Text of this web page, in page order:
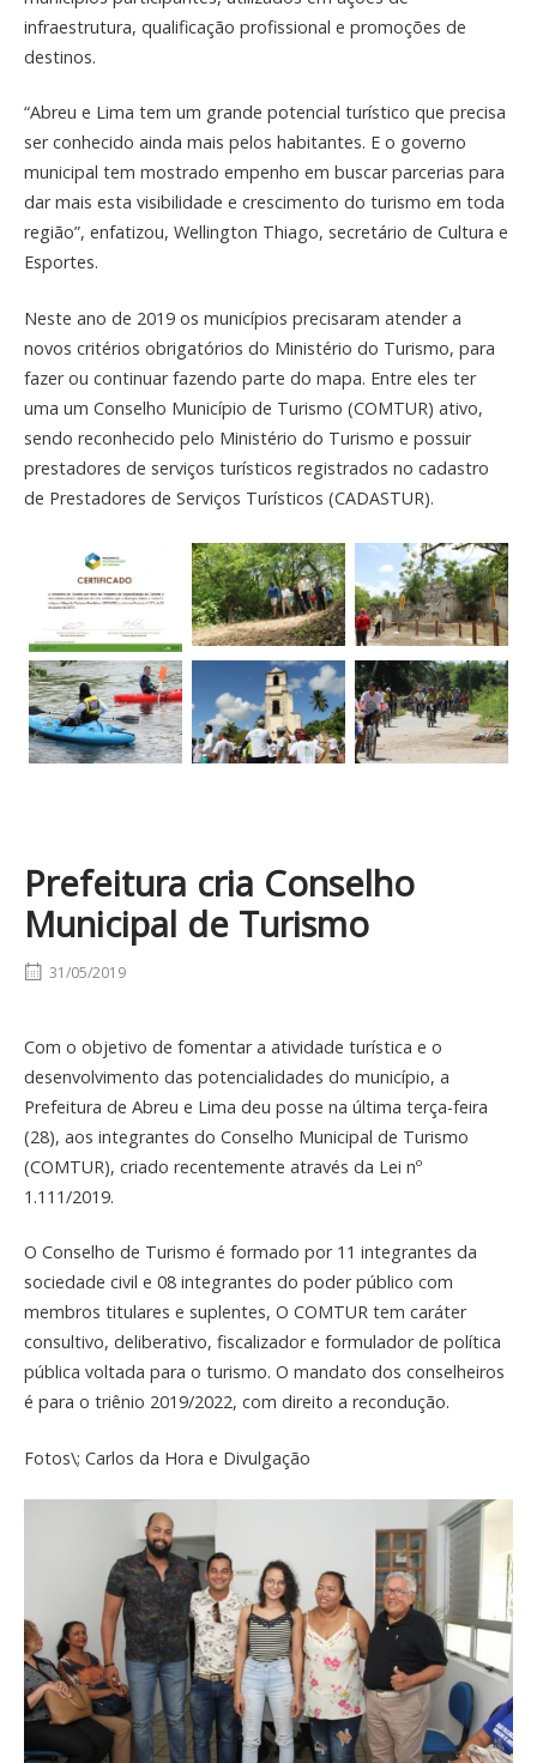
infraestrutura, qualificação profissional e promoções de
destinos.
“Abreu e Lima tem um grande potencial turístico que precisa
ser conhecido ainda mais pelos habitantes. E o governo
municipal tem mostrado empenho em buscar parcerias para
dar mais esta visibilidade e crescimento do turismo em toda
região”, enfatizou, Wellington Thiago, secretário de Cultura e
Esportes.
Neste ano de 2019 os municípios precisaram atender a
novos critérios obrigatórios do Ministério do Turismo, para
fazer ou continuar fazendo parte do mapa. Entre eles ter
uma um Conselho Município de Turismo (COMTUR) ativo,
sendo reconhecido pelo Ministério do Turismo e possuir
prestadores de serviços turísticos registrados no cadastro
de Prestadores de Serviços Turísticos (CADASTUR).
Prefeitura cria Conselho
Municipal de Turismo
31/05/2019
Com o objetivo de fomentar a atividade turística e o
desenvolvimento das potencialidades do município, a
Prefeitura de Abreu e Lima deu posse na última terça-feira
(28), aos integrantes do Conselho Municipal de Turismo
(COMTUR), criado recentemente através da Lei nº
1.111/2019.
O Conselho de Turismo é formado por 11 integrantes da
sociedade civil e 08 integrantes do poder público com
membros titulares e suplentes, O COMTUR tem caráter
consultivo, deliberativo, fiscalizador e formulador de política
pública voltada para o turismo. O mandato dos conselheiros
é para o triênio 2019/2022, com direito a recondução.
Fotos\; Carlos da Hora e Divulgação